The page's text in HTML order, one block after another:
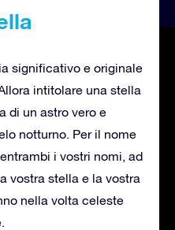
significativo e originale
intitolare una stella
di un astro vero e
notturno. Per il nome
i vostri nomi, ad
vostra stella e la vostra
nella volta celeste